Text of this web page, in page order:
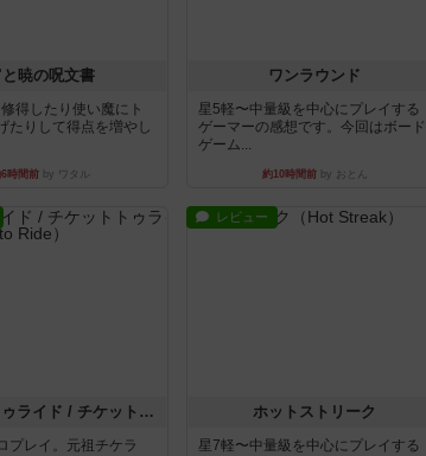
暁の呪文書
得したり使い魔にト
たりして得点を増やし
時間前 by ワタル
ワンラウンド
星5軽〜中量級を中心にプレイする
ゲーマーの感想です。今回はボード
ゲーム...
約10時間前by おとん
チケットトゥライド / チケットトゥライドアメリカ
プレイ。元祖チケラ
レビュー
ホットストリーク
星7軽〜中量級を中心にプレイする